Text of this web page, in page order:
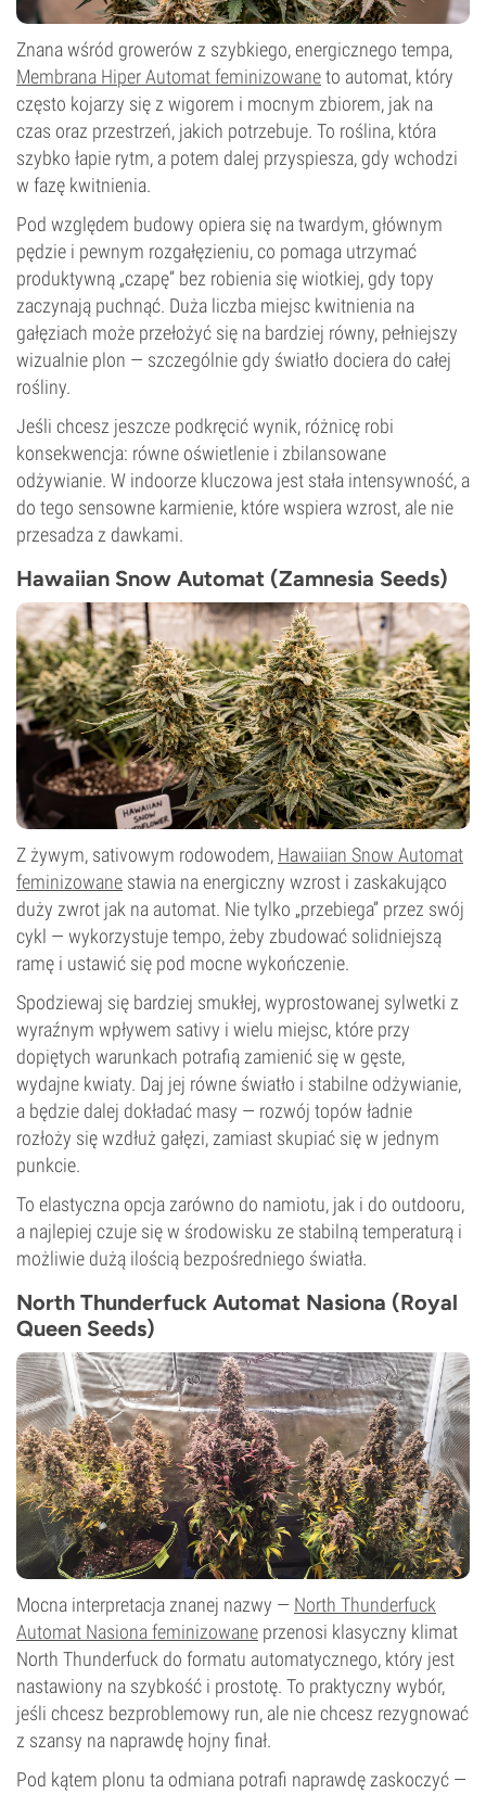
Znana wśród growerów z szybkiego, energicznego tempa,
Membrana Hiper Automat feminizowaneto automat, który
często kojarzy się z wigorem i mocnym zbiorem, jak na
czas oraz przestrzeń, jakich potrzebuje. To roślina, która
szybko łapie rytm, a potem dalej przyspiesza, gdy wchodzi
w fazę kwitnienia.
Pod względem budowy opiera się na twardym, głównym
pędzie i pewnym rozgałęzieniu, co pomaga utrzymać
produktywną „czapę” bez robienia się wiotkiej, gdy topy
zaczynają puchnąć. Duża liczba miejsc kwitnienia na
gałęziach może przełożyć się na bardziej równy, pełniejszy
wizualnie plon — szczególnie gdy światło dociera do całej
rośliny.
Jeśli chcesz jeszcze podkręcić wynik, różnicę robi
konsekwencja: równe oświetlenie i zbilansowane
odżywianie. W indoorze kluczowa jest stała intensywność, a
do tego sensowne karmienie, które wspiera wzrost, ale nie
przesadza z dawkami.
Hawaiian Snow Automat (Zamnesia Seeds)
Z żywym, sativowym rodowodem, Hawaiian Snow Automat
feminizowane stawia na energiczny wzrost i zaskakująco
duży zwrot jak na automat. Nie tylko „przebiega” przez swój
cykl — wykorzystuje tempo, żeby zbudować solidniejszą
ramę i ustawić się pod mocne wykończenie.
Spodziewaj się bardziej smukłej, wyprostowanej sylwetki z
wyraźnym wpływem sativy i wielu miejsc, które przy
dopiętych warunkach potrafią zamienić się w gęste,
wydajne kwiaty. Daj jej równe światło i stabilne odżywianie,
a będzie dalej dokładać masy — rozwój topów ładnie
rozłoży się wzdłuż gałęzi, zamiast skupiać się w jednym
punkcie.
To elastyczna opcja zarówno do namiotu, jak i do outdooru,
a najlepiej czuje się w środowisku ze stabilną temperaturą i
możliwie dużą ilością bezpośredniego światła.
North Thunderfuck Automat Nasiona (Royal
Queen Seeds)
Mocna interpretacja znanej nazwy — North Thunderfuck
Automat Nasiona feminizowane przenosi klasyczny klimat
North Thunderfuck do formatu automatycznego, który jest
nastawiony na szybkość i prostotę. To praktyczny wybór,
jeśli chcesz bezproblemowy run, ale nie chcesz rezygnować
z szansy na naprawdę hojny finał.
Pod kątem plonu ta odmiana potrafi naprawdę zaskoczyć —